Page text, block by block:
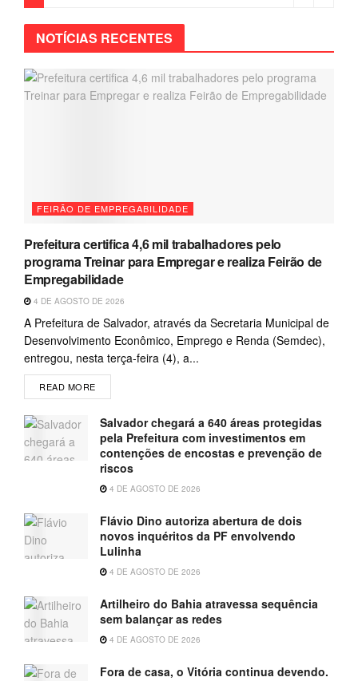
NOTÍCIAS RECENTES
FEIRÃO DE EMPREGABILIDADE
Prefeitura certifica 4,6 mil trabalhadores pelo
programa Treinar para Empregar e realiza Feirão de
Empregabilidade
4 DE AGOSTO DE 2026
A Prefeitura de Salvador, através da Secretaria Municipal de
Desenvolvimento Econômico, Emprego e Renda (Semdec),
entregou, nesta terça-feira (4), a...
READ MORE
Salvador chegará a 640 áreas protegidas
pela Prefeitura com investimentos em
contenções de encostas e prevenção de
riscos
4 DE AGOSTO DE 2026
Flávio Dino autoriza abertura de dois
novos inquéritos da PF envolvendo
Lulinha
4 DE AGOSTO DE 2026
Artilheiro do Bahia atravessa sequência
sem balançar as redes
4 DE AGOSTO DE 2026
Fora de casa, o Vitória continua devendo.